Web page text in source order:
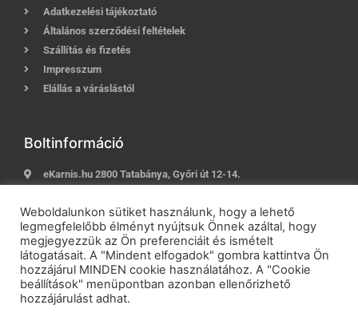
Adatkezelési tájékoztató
Általános szerződési feltételek
Szállítás és fizetés
Impresszum
Elállás a váráslástól
Boltinformáció
eKarnis.hu 2800 Tatabánya, Győri út 12-14.
E-mail:info@ekarnis.hu
2021 © eKarnis.hu| Karnis és Függöny Webáruház | Minden
jog fenntartva!
Powered by
Weboldalunkon sütiket használunk, hogy a lehető
legmegfelelőbb élményt nyújtsuk Önnek azáltal, hogy
megjegyezzük az Ön preferenciáit és ismételt
látogatásait. A "Mindent elfogadok" gombra kattintva Ön
hozzájárul MINDEN cookie használatához. A "Cookie
beállítások" menüpontban azonban ellenőrizhető
hozzájárulást adhat.